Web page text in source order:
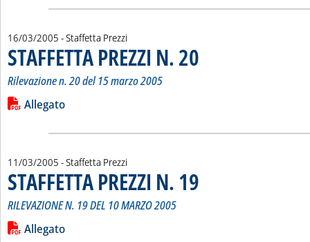
16/03/2005 - Staffetta Prezzi
STAFFETTA PREZZI N. 20
Rilevazione n. 20 del 15 marzo 2005
Leggi tutta la notizia: 'STAFFETTA PREZZI N. 20'
Lista allegati PDF alla notizia
Allegato
11/03/2005 - Staffetta Prezzi
STAFFETTA PREZZI N. 19
RILEVAZIONE N. 19 DEL 10 MARZO 2005
Leggi tutta la notizia: 'STAFFETTA PREZZI N. 19'
Lista allegati PDF alla notizia
Allegato